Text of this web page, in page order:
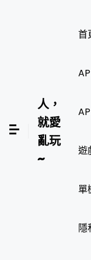
人，
就愛
亂玩
~
首
遊
單
隱